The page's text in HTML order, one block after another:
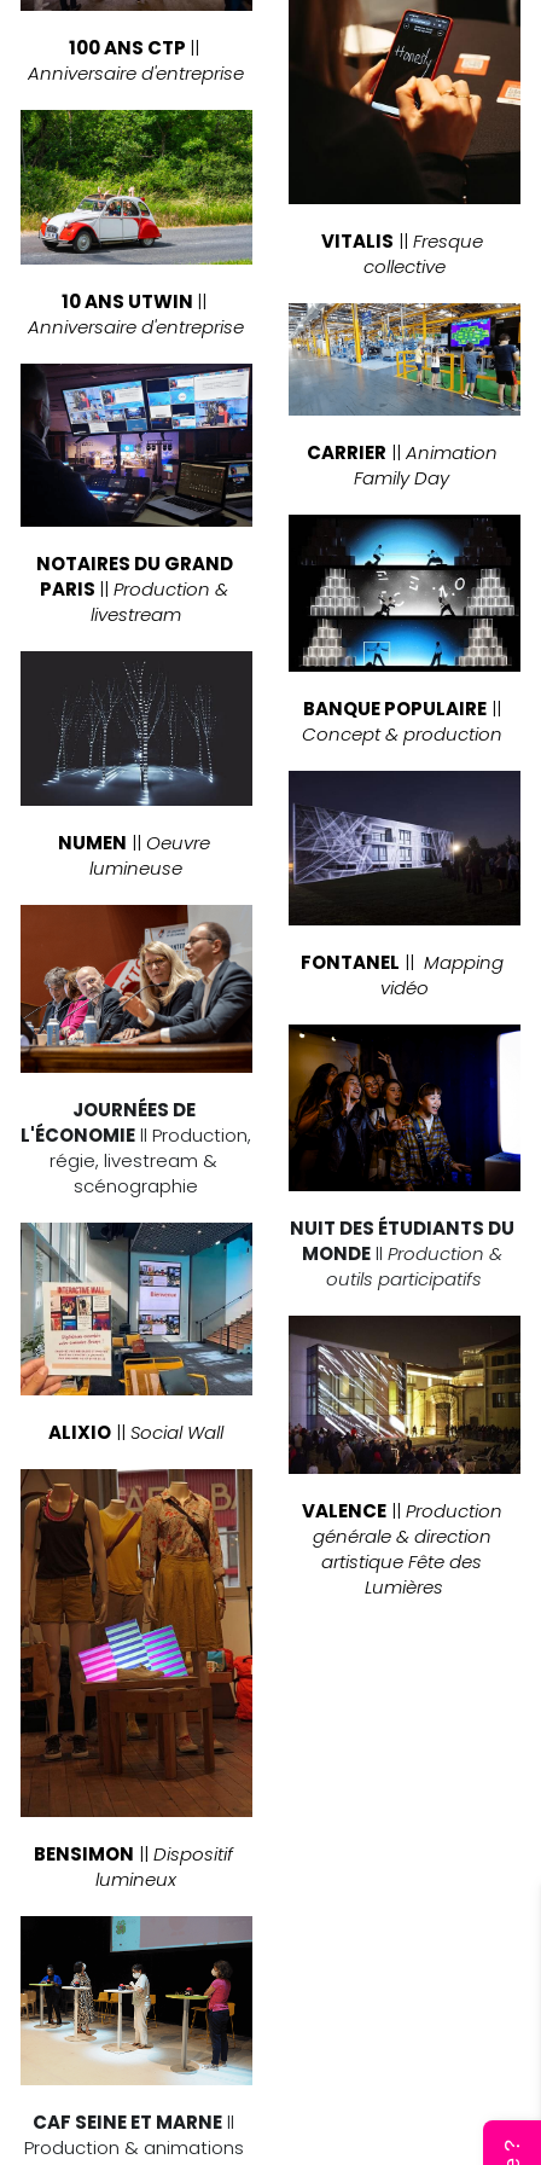
100 ANS CTP
Anniversaire d'entreprise
10 ANS UTWIN
Anniversaire d'entreprise
NOTAIRES DU GRAND
PARIS || Production &
livestream
NUMEN || Oeuvre
lumineuse
JOURNÉES DE
L'ÉCONOMIE ll Production,
régie, livestream &
scénographie
ALIXIO || Social Wall
BENSIMON || Dispositif
lumineux
CAF SEINE ET MARNE ll
Production & animations
VITALIS || Fresque
collective
CARRIER || Animation
Family Day
BANQUE POPULAIRE
Concept & production
FONTANEL || Mapping
vidéo
NUIT DES ÉTUDIANTS DU
MONDE ll Production &
outils participatifs
VALENCE || Production
générale & direction
artistique Fête des
Lumières